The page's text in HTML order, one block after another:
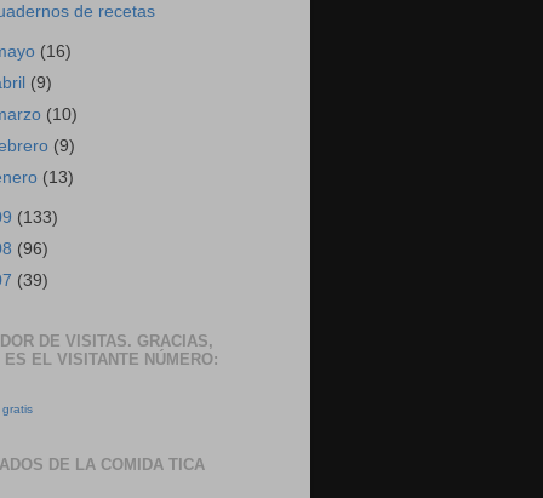
de recetas
(16)
(9)
(10)
(9)
(13)
(133)
(96)
(39)
DE VISITAS. GRACIAS,
ES EL VISITANTE NÚMERO:
DE LA COMIDA TICA